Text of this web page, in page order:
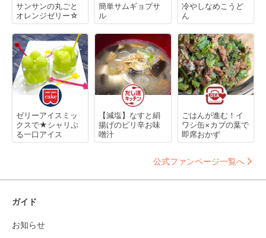
サンサンの丸ごと
オレンジゼリー☆
簡単サムギョプサ
ル
冷やしなめこうど
ん
ゼリーアイスミッ
クスで★シャリぷ
る一口アイス
【減塩】なすと絹
揚げのピリ辛お味
噌汁
ごはんが進む！イ
ワシ缶×カブの葉で
即席おかず
公式ファンページ一覧へ
ガイド
お知らせ